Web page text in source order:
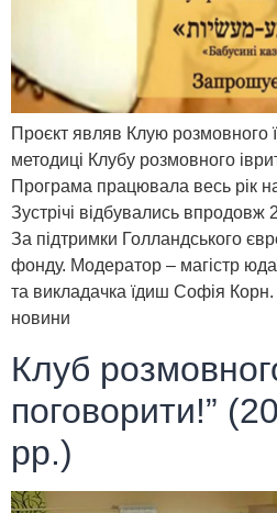
Проєкт являв Клую розмовного
методиці Клубу розмовного
Програма працювала весь рік
Зустрічі відбувались
За підтримки Голландського
фонду. Модератор – магістр
та викладачка їдиш Софія
новини
Клуб
поговорити!”
рр.)